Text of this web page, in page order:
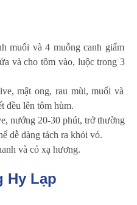
muối và 4 muỗng canh giấm
và cho tôm vào, luộc trong 3
mật ong, rau mùi, muối và
đều lên tôm hùm.
nướng 20-30 phút, trở thường
dễ dàng tách ra khỏi vỏ.
và cỏ xạ hương.
Hy Lạp